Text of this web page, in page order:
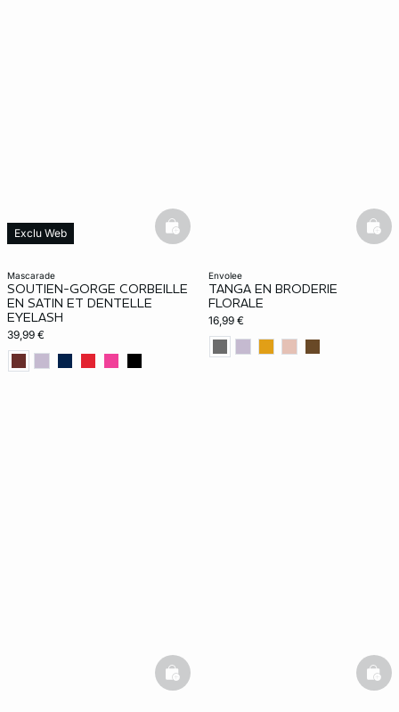
mascarade
SOUTIEN-GORGE CORBEILLE
EN SATIN ET DENTELLE
EYELASH
39,99 €
Exclu Web basketfull
envolee
TANGA EN BRODERIE
FLORALE
16,99 €
basketfull